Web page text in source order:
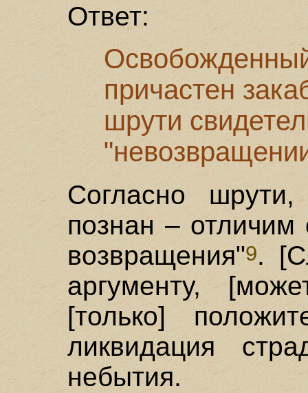
Ответ:
причастен
шрути
Согласно
познан – отличим
возвращения"9.
аргументу,
[только]
ликвидация
небытия.